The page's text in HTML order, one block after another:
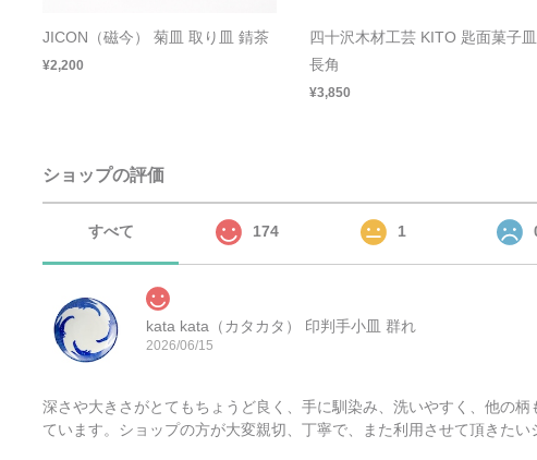
JICON（磁今） 菊皿 取り皿 錆茶
¥2,200
四十沢木材工芸 KITO 匙面菓子皿
長角
¥3,850
ショップの評価
すべて 174 1
kata kata（カタカタ） 印判手小皿 群れ
2026/06/15
深さや大きさがとてもちょうど良く、手に馴染み、洗いやすく、他の
ています。ショップの方が大変親切、丁寧で、また利用させて頂きたい